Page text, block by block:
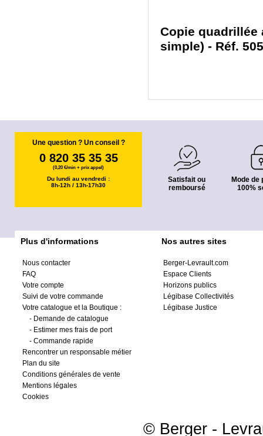
Copie quadrillée
simple) - Réf.
Une question ? Un conseil ?
0 820 35 35 35
(0,20 €/min + prix appel)
Du lundi au vendredi :
8h-12h / 13h-17h30
Satisfait ou
remboursé
Mode de
100%
Plus d'informations
Nous contacter
FAQ
Votre compte
Suivi de votre commande
Votre catalogue et la Boutique :
- Demande de catalogue
- Estimer mes frais de port
- Commande rapide
Rencontrer un responsable métier
Plan du site
Conditions générales de vente
Mentions légales
Cookies
Nos autres sites
Berger-Levrault.com
Espace Clients
Horizons publics
Légibase Collectivités
Légibase Justice
© Berger -